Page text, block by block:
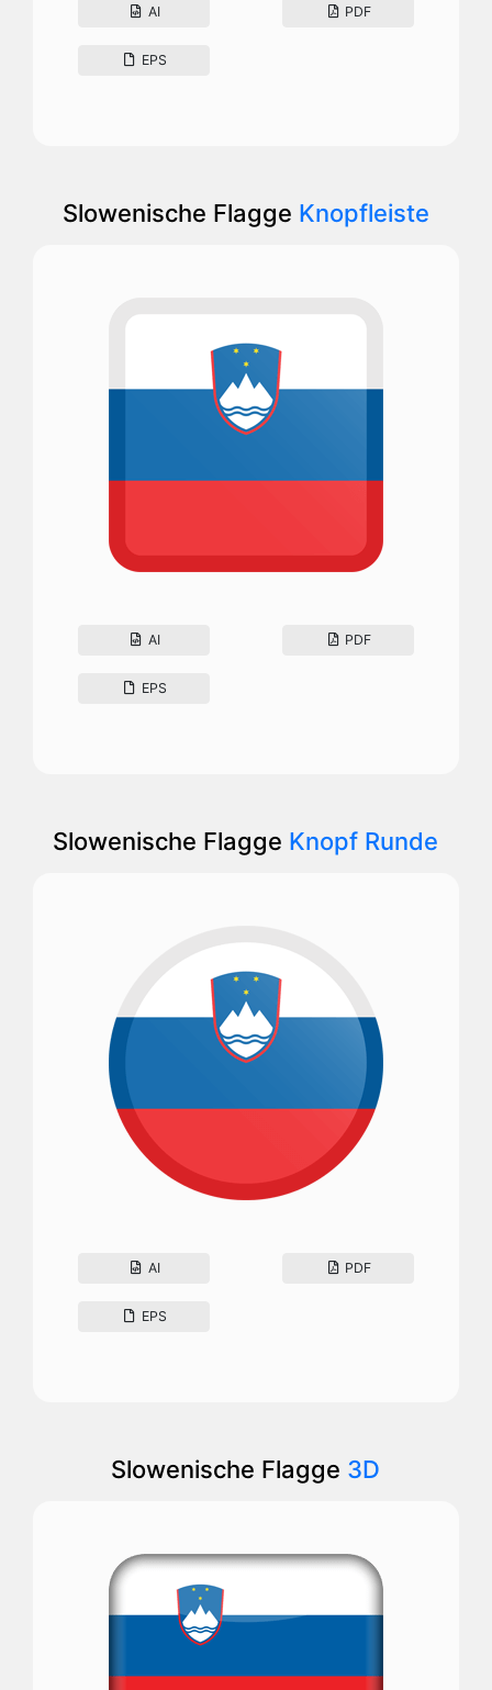
AI PDF
EPS
Slowenische Flagge Knopfleiste
AI PDF
EPS
Slowenische Flagge Knopf Runde
AI PDF
EPS
Slowenische Flagge 3D